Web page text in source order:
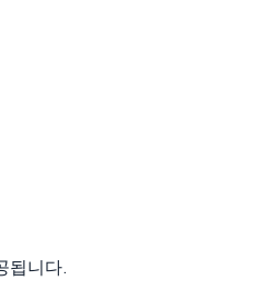
됩니다.